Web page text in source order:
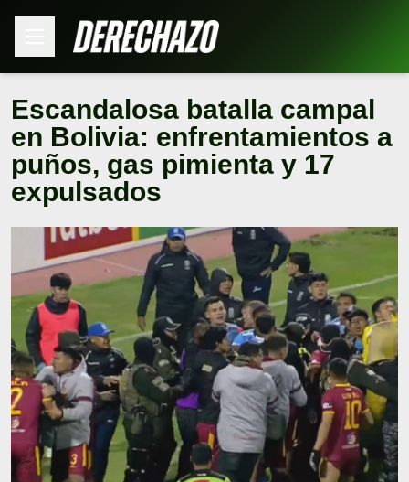
Escandalosa batalla campal
en Bolivia: enfrentamientos a
puños, gas pimienta y 17
expulsados